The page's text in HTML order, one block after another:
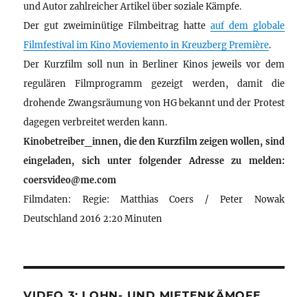
und Autor zahlreicher Artikel über soziale Kämpfe.
Der gut zweiminütige Filmbeitrag hatte auf dem globale
Filmfestival im Kino Moviemento in Kreuzberg Première.
Der Kurzfilm soll nun in Berliner Kinos jeweils vor dem
regulären Filmprogramm gezeigt werden, damit die
drohende Zwangsräumung von HG bekannt und der Protest
dagegen verbreitet werden kann.
Kinobetreiber_innen, die den Kurzfilm zeigen wollen, sind
eingeladen, sich unter folgender Adresse zu melden:
coersvideo@me.com
Filmdaten: Regie: Matthias Coers / Peter Nowak
Deutschland 2016 2:20 Minuten